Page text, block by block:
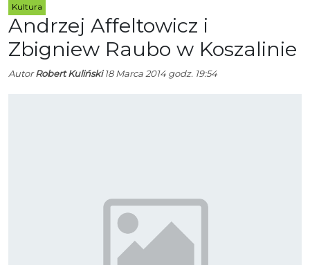
Kultura
Andrzej Affeltowicz i
Zbigniew Raubo w Koszalinie
AutorRobert Kuliński18 Marca 2014 godz. 19:54